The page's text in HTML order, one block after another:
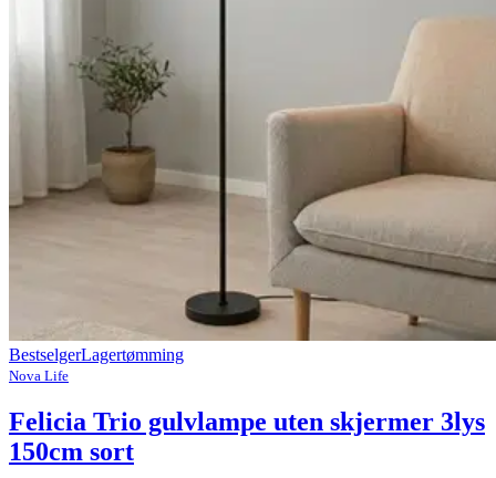
BestselgerLagertømming
Nova Life
Felicia Trio gulvlampe uten skjermer 3lys
150cm sort